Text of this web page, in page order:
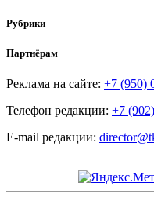
Рубрики
Партнёрам
Реклама на сайте: +7 (950)
Телефон редакции: +7
E-mail редакции: